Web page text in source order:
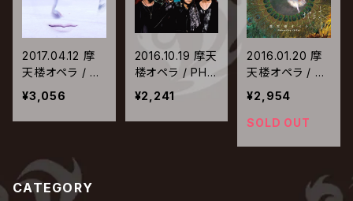
2017.04.12 摩
天楼オペラ / PA
NTHEON -PAR
T 1-【通常盤】
¥3,056
2016.10.19 摩天
楼オペラ / PHO
ENIX RISING
¥2,241
2016.01.20 摩
天楼オペラ / 地
球【通常盤】
¥2,954
SOLD OUT
CATEGORY